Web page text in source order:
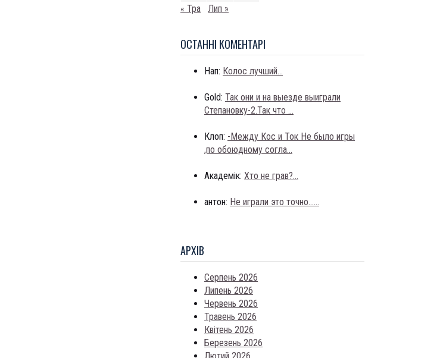
« Тра
Лип »
ОСТАННI КОМЕНТАРI
Нап: Колос лучший...
Gold: Так они и на выезде выиграли
Степановку-2.Так что ...
Клоп: -Между Кос и Ток Не было игры
,по обоюдному согла...
Академік: Хто не грав?...
антон: Не играли это точно......
АРХIВ
Серпень 2026
Липень 2026
Червень 2026
Травень 2026
Квітень 2026
Березень 2026